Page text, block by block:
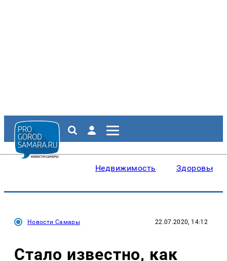
Недвижимость Здоровье
Новости Самары 22.07.2020, 14:12
Стало известно, как